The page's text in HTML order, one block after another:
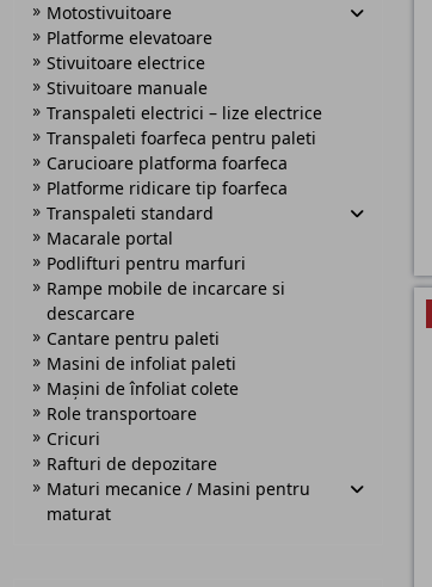
Motostivuitoare
Platforme elevatoare
Stivuitoare electrice
Stivuitoare manuale
Transpaleti electrici – lize electrice
Transpaleti foarfeca pentru paleti
Carucioare platforma foarfeca
Platforme ridicare tip foarfeca
Transpaleti standard
Macarale portal
Podlifturi pentru marfuri
Rampe mobile de incarcare si
descarcare
Cantare pentru paleti
Masini de infoliat paleti
Mașini de înfoliat colete
Role transportoare
Cricuri
Rafturi de depozitare
Maturi mecanice / Masini pentru
maturat